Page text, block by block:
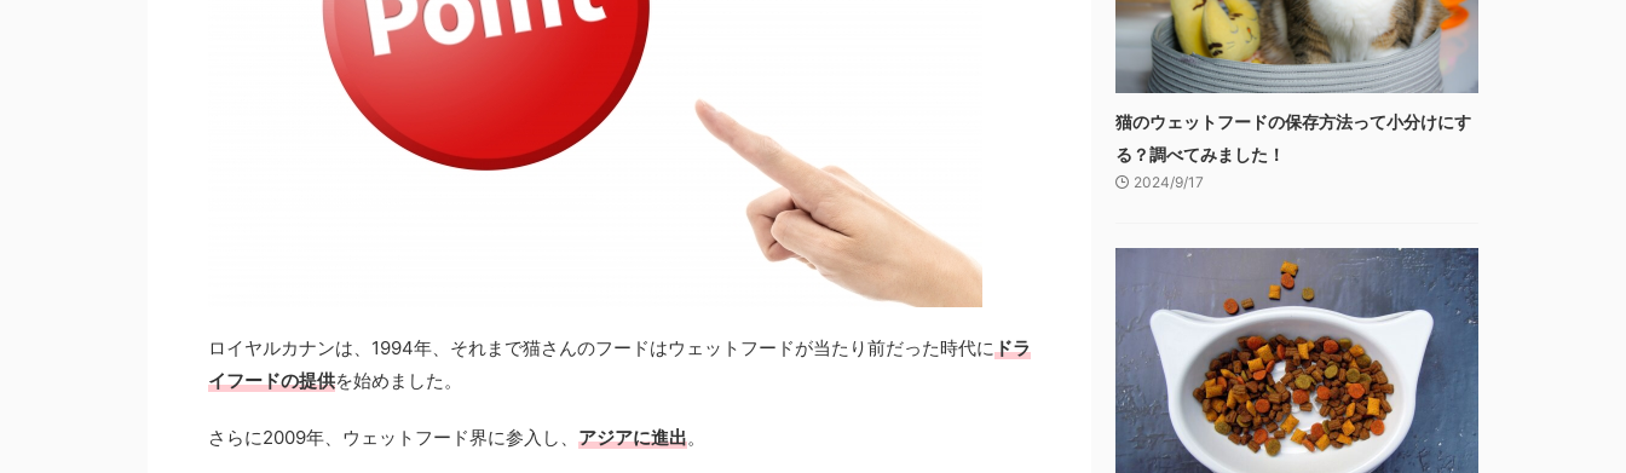
ロイヤルカナンは、1994年、それまで猫さんのフードはウェットフードが当たり前だった時代にドラ
イフードの提供を始めました。
さらに2009年、ウェットフード界に参入し、 アジアに進出。
猫のウェットフードの保存方法って小分けにす
る？調べてみました！
2024/9/17